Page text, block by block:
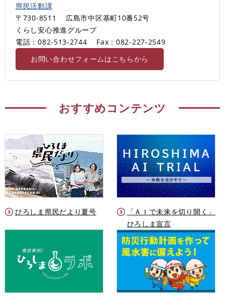
県民活動課
〒730-8511
広島市中区基町10番52号
くらし安心推進グループ
電話：082-513-2744
Fax：082-227-2549
お問い合わせフォームはこちらから
おすすめコンテンツ
ひろしま県民だより夏号
「ＡＩで未来を切り開く」
ひろしま宣言